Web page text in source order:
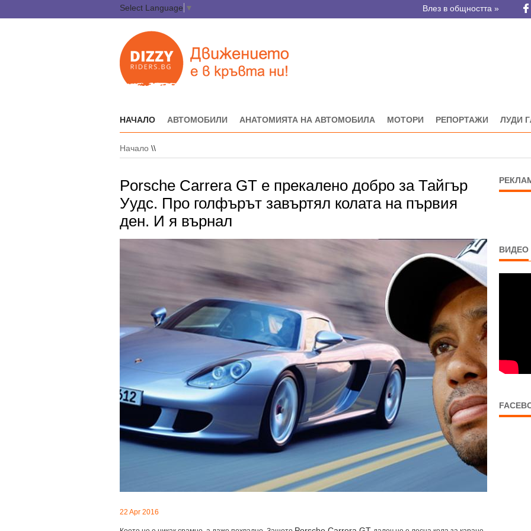
Select Language ▼ Влез в общността »
НАЧАЛО АВТОМОБИЛИ АНАТОМИЯТА НА АВТОМОБИЛА МОТОРИ РЕПОРТАЖИ ЛУДИ
Начало \\
Porsche Carrera GT е прекалено добро за Тайгър
Уудс. Про голфърът завъртял колата на първия
ден. И я върнал
22 Apr 2016
ВИДЕО